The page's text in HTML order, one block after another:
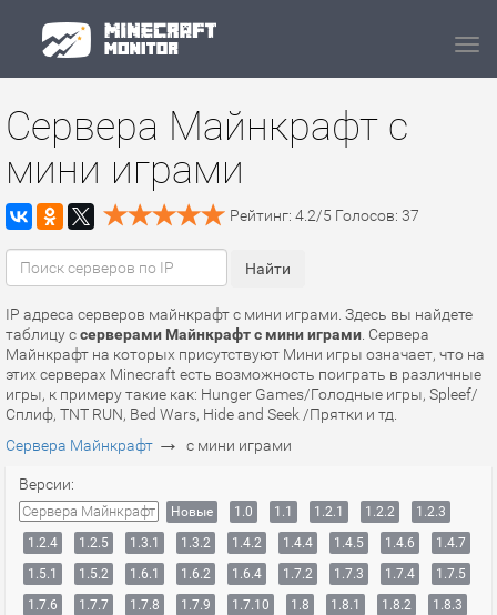
Сервера Майнкрафт с
мини играми
Рейтинг: 4.2/5 Голосов: 37
IP адреса серверов майнкрафт с мини играми. Здесь вы найдете
таблицу ссерверами Майнкрафт с мини играми . Сервера
Майнкрафт на которых присутствуют Мини игры означает, что на
этих серверах Minecraft есть возможность поиграть в различные
игры, к примеру такие как: Hunger Games/Голодные игры, Spleef/
Сплиф, TNT RUN, Bed Wars, Hide and Seek /Прятки и тд.
Сервера Майнкрафт → с мини играми
Версии:
Сервера Майнкрафт Новые 1.0 1.1 1.2.1 1.2.2
1.2.3
1.2.4
1.2.5 1.3.1 1.3.2 1.4.2 1.4.4 1.4.5 1.4.6
1.4.7
1.5.1
1.5.2 1.6.1 1.6.2 1.6.4 1.7.2 1.7.3 1.7.4
1.7.5
1.7.6
1.7.7 1.7.8 1.7.9 1.7.10 1.8 1.8.1 1.8.2
1.8.3